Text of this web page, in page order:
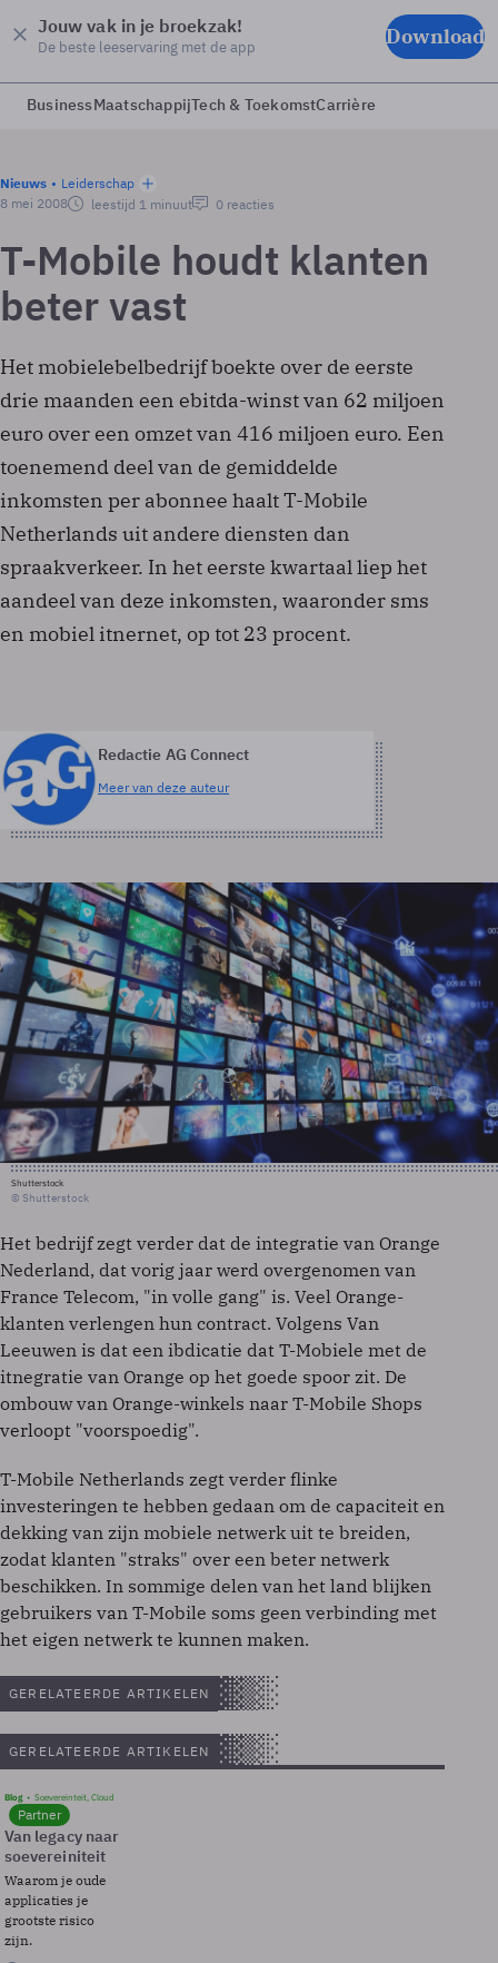
Jouw vak in je broekzak!
De beste leeservaring met de app Download
BusinessMaatschappijTech & ToekomstCarrière
Nieuws
Leiderschap
8 mei 2008
leestijd 1 minuut 0 reacties
T-Mobile houdt klanten
beter vast
Het mobielebelbedrijf boekte over de eerste
drie maanden een ebitda-winst van 62 miljoen
euro over een omzet van 416 miljoen euro. Een
toenemend deel van de gemiddelde
inkomsten per abonnee haalt T-Mobile
Netherlands uit andere diensten dan
spraakverkeer. In het eerste kwartaal liep het
aandeel van deze inkomsten, waaronder sms
en mobiel itnernet, op tot 23 procent.
Redactie AG Connect
Meer van deze auteur
Shutterstock
© Shutterstock
Het bedrijf zegt verder dat de integratie van Orange
Nederland, dat vorig jaar werd overgenomen van
France Telecom, "in volle gang" is. Veel Orange-
klanten verlengen hun contract. Volgens Van
Leeuwen is dat een ibdicatie dat T-Mobiele met de
itnegratie van Orange op het goede spoor zit. De
ombouw van Orange-winkels naar T-Mobile Shops
verloopt "voorspoedig".
T-Mobile Netherlands zegt verder flinke
investeringen te hebben gedaan om de capaciteit en
dekking van zijn mobiele netwerk uit te breiden,
zodat klanten "straks" over een beter netwerk
beschikken. In sommige delen van het land blijken
gebruikers van T-Mobile soms geen verbinding met
het eigen netwerk te kunnen maken.
GERELATEERDE ARTIKELEN
GERELATEERDE ARTIKELEN
Blog Soevereinteit, Cloud
Partner
Van legacy naar
soevereiniteit
Waarom je oude
applicaties je
grootste risico
zijn.